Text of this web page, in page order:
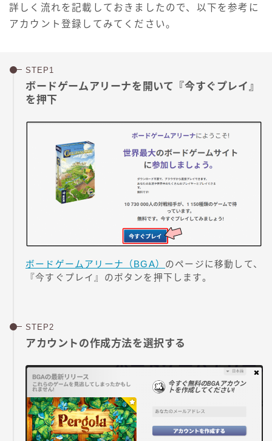
詳しく流れを記載しておきましたので、以下を参考に
アカウント登録してみてください。
ボードゲームアリーナを開いて『今すぐプレイ』
を押下
ボードゲームアリーナ（BGA） のページに移動して、
『今すぐプレイ』のボタンを押下します。
アカウントの作成方法を選択する